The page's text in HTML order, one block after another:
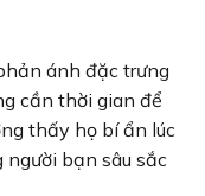
ánh đặc trưng
cần thời gian để
thấy họ bí ẩn lúc
người bạn sâu sắc